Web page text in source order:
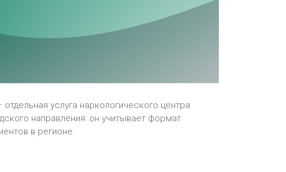
отдельная услуга наркологического центра
направления: он учитывает формат
в регионе.